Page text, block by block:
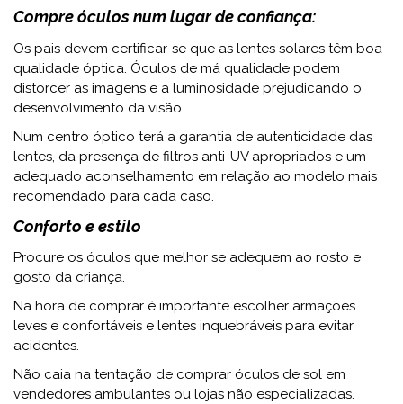
Compre óculos num lugar de confiança:
Os pais devem certificar-se que as lentes solares têm boa
qualidade óptica. Óculos de má qualidade podem
distorcer as imagens e a luminosidade prejudicando o
desenvolvimento da visão.
Num centro óptico terá a garantia de autenticidade das
lentes, da presença de filtros anti-UV apropriados e um
adequado aconselhamento em relação ao modelo mais
recomendado para cada caso.
Conforto e estilo
Procure os óculos que melhor se adequem ao rosto e
gosto da criança.
Na hora de comprar é importante escolher armações
leves e confortáveis e lentes inquebráveis para evitar
acidentes.
Não caia na tentação de comprar óculos de sol em
vendedores ambulantes ou lojas não especializadas.